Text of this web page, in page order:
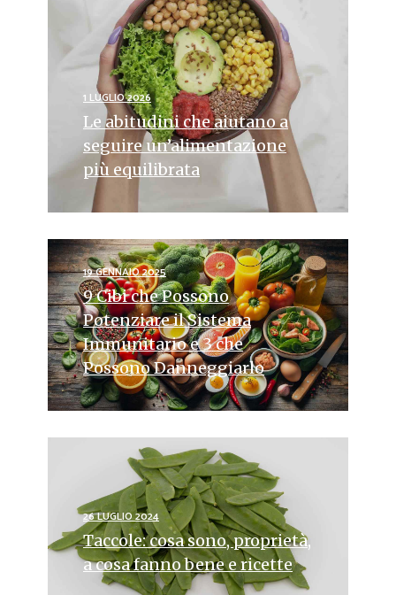
1 LUGLIO 2026
Le abitudini che aiutano a
seguire un’alimentazione
più equilibrata
19 GENNAIO 2025
9 Cibi che Possono
Potenziare il Sistema
Immunitario e 3 che
Possono Danneggiarlo
26 LUGLIO 2024
Taccole: cosa sono, proprietà,
a cosa fanno bene e ricette